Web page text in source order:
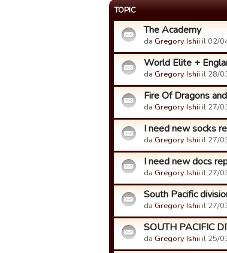
TOPIC
The Academy
da Gregory Ishii il 02/
World Elite +
da Gregory Ishii il 28/
Fire Of Dragons
da Gregory Ishii il 27/
I need new socks
da Gregory Ishii il 27/
I need new docs
da Gregory Ishii il 27/
South Pacific
da Gregory Ishii il 27/
SOUTH PACIFIC
da Gregory Ishii il 25/